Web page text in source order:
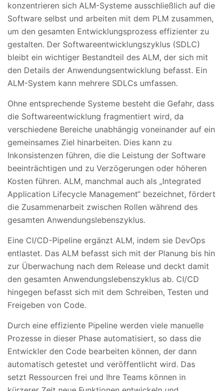
konzentrieren sich ALM-Systeme ausschließlich auf die
Software selbst und arbeiten mit dem PLM zusammen,
um den gesamten Entwicklungsprozess effizienter zu
gestalten. Der Softwareentwicklungszyklus (SDLC)
bleibt ein wichtiger Bestandteil des ALM, der sich mit
den Details der Anwendungsentwicklung befasst. Ein
ALM-System kann mehrere SDLCs umfassen.
Ohne entsprechende Systeme besteht die Gefahr, dass
die Softwareentwicklung fragmentiert wird, da
verschiedene Bereiche unabhängig voneinander auf ein
gemeinsames Ziel hinarbeiten. Dies kann zu
Inkonsistenzen führen, die die Leistung der Software
beeinträchtigen und zu Verzögerungen oder höheren
Kosten führen. ALM, manchmal auch als „Integrated
Application Lifecycle Management“ bezeichnet, fördert
die Zusammenarbeit zwischen Rollen während des
gesamten Anwendungslebenszyklus.
Eine CI/CD-Pipeline ergänzt ALM, indem sie DevOps
entlastet. Das ALM befasst sich mit der Planung bis hin
zur Überwachung nach dem Release und deckt damit
den gesamten Anwendungslebenszyklus ab. CI/CD
hingegen befasst sich mit dem Schreiben, Testen und
Freigeben von Code.
Durch eine effiziente Pipeline werden viele manuelle
Prozesse in dieser Phase automatisiert, so dass die
Entwickler den Code bearbeiten können, der dann
automatisch getestet und veröffentlicht wird. Das
setzt Ressourcen frei und Ihre Teams können in